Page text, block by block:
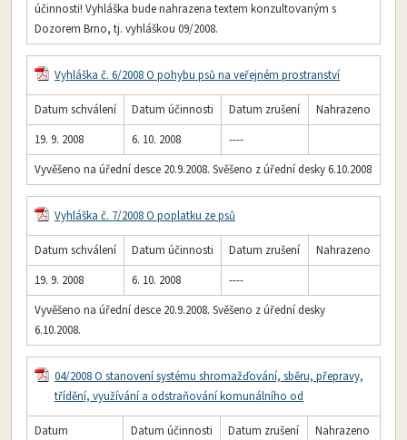
účinnosti! Vyhláška bude nahrazena textem konzultovaným s
Dozorem Brno, tj. vyhláškou 09/2008.
Vyhláška č. 6/2008 O pohybu psů na veřejném prostranství
Datum schválení Datum účinnosti Datum zrušení
Nahrazeno
19. 9. 2008
6. 10. 2008
----
Vyvěšeno na úřední desce 20.9.2008. Svěšeno z úřední desky 6.10.2008
Vyhláška č. 7/2008 O poplatku ze psů
Datum schválení Datum účinnosti Datum zrušení
Nahrazeno
19. 9. 2008
6. 10. 2008
----
Vyvěšeno na úřední desce 20.9.2008. Svěšeno z úřední desky
6.10.2008.
04/2008 O stanovení systému shromažďování, sběru, přepravy,
třídění, využívání a odstraňování komunálního od
Datum
Datum účinnosti Datum zrušení Nahrazeno